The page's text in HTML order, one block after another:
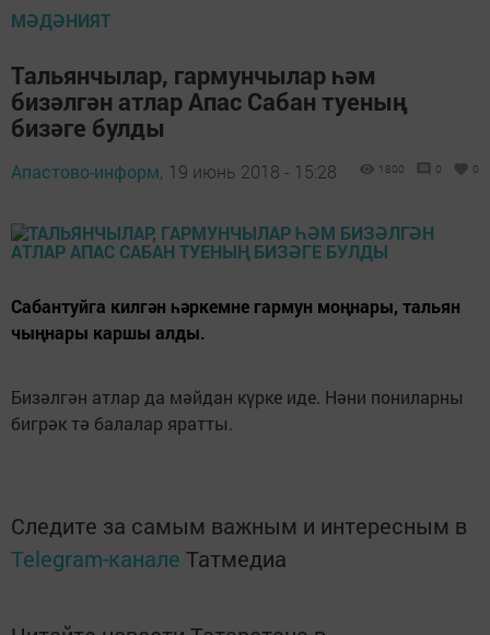
МӘДӘНИЯТ
Тальянчылар, гармунчылар һәм
бизәлгән атлар Апас Сабан туеның
бизәге булды
Апастово-информ, 19 июнь 2018 - 15:28 1800 0 0
Сабантуйга килгән һәркемне гармун моңнары, тальян
чыңнары каршы алды.
Бизәлгән атлар да мәйдан күрке иде. Нәни пониларны
бигрәк тә балалар яратты.
Следите за самым важным и интересным в
Telegram-канале Татмедиа